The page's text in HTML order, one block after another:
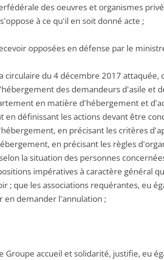
des oeuvres et organismes
à ce qu'il en soit donné acte ;
opposées en défense par le
circulaire du 4 décembre 2017
des demandeurs d'asile et
en matière d'hébergement et
en définissant les actions devant être
en précisant les critères
en précisant les règles
la situation des personnes
impératives à caractère général
; que les associations requérantes, eu
en demander l'annulation ;
Groupe accueil et solidarité, justifie, eu